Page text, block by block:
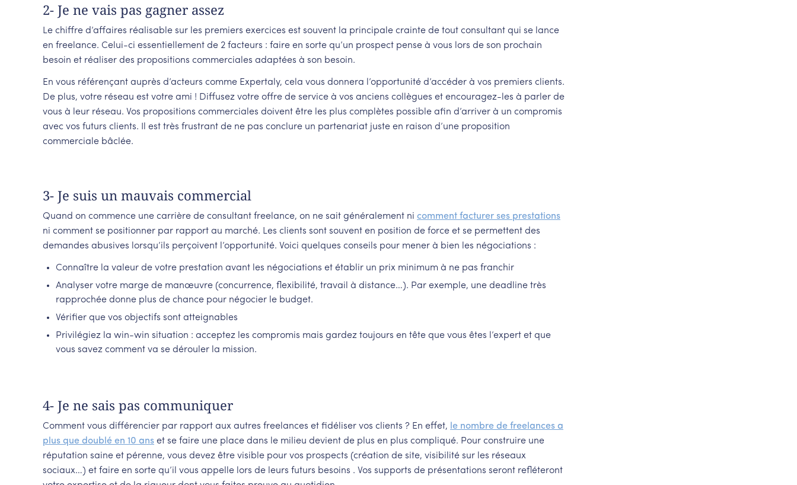
2- Je ne vais pas gagner assez
Le chiffre d’affaires réalisable sur les premiers exercices est souvent la principale crainte de tout consultant qui se lance
en freelance. Celui-ci essentiellement de 2 facteurs : faire en sorte qu’un prospect pense à vous lors de son prochain
besoin et réaliser des propositions commerciales adaptées à son besoin.
En vous référençant auprès d’acteurs comme Expertaly, cela vous donnera l’opportunité d’accéder à vos premiers clients.
De plus, votre réseau est votre ami ! Diffusez votre offre de service à vos anciens collègues et encouragez-les à parler de
vous à leur réseau. Vos propositions commerciales doivent être les plus complètes possible afin d’arriver à un compromis
avec vos futurs clients. Il est très frustrant de ne pas conclure un partenariat juste en raison d’une proposition
commerciale bâclée.
3- Je suis un mauvais commercial
Quand on commence une carrière de consultant freelance, on ne sait généralement ni comment facturer ses prestations
ni comment se positionner par rapport au marché. Les clients sont souvent en position de force et se permettent des
demandes abusives lorsqu’ils perçoivent l’opportunité. Voici quelques conseils pour mener à bien les négociations :
Connaître la valeur de votre prestation avant les négociations et établir un prix minimum à ne pas franchir
Analyser votre marge de manœuvre (concurrence, flexibilité, travail à distance…). Par exemple, une deadline très
rapprochée donne plus de chance pour négocier le budget.
Vérifier que vos objectifs sont atteignables
Privilégiez la win-win situation : acceptez les compromis mais gardez toujours en tête que vous êtes l’expert et que
vous savez comment va se dérouler la mission.
4- Je ne sais pas communiquer
Comment vous différencier par rapport aux autres freelances et fidéliser vos clients ? En effet, le nombre de freelances a
plus que doublé en 10 ans et se faire une place dans le milieu devient de plus en plus compliqué. Pour construire une
réputation saine et pérenne, vous devez être visible pour vos prospects (création de site, visibilité sur les réseaux
sociaux…) et faire en sorte qu’il vous appelle lors de leurs futurs besoins . Vos supports de présentations seront refléteront